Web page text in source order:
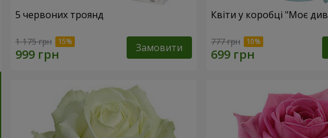
5 червоних троянд
1 175 грн Замовити
Квіти у коробці "Моє
777 грн